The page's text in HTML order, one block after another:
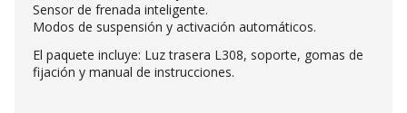
Sensor de frenada inteligente.
Modos de suspensión y activación automáticos.
El paquete incluye: Luz trasera L308, soporte, gomas de
fijación y manual de instrucciones.